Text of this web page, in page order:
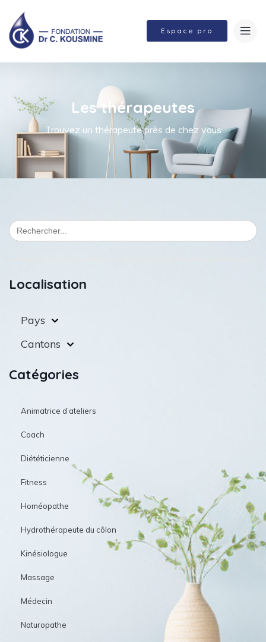
Espace pro
Les thérapeutes
Trouvez un thérapeute près de chez vous
Search
for:
Localisation
Pays
Cantons
Catégories
Animatrice d’ateliers
Coach
Diététicienne
Fitness
Homéopathe
Hydrothérapeute du côlon
Kinésiologue
Massage
Médecin
Naturopathe